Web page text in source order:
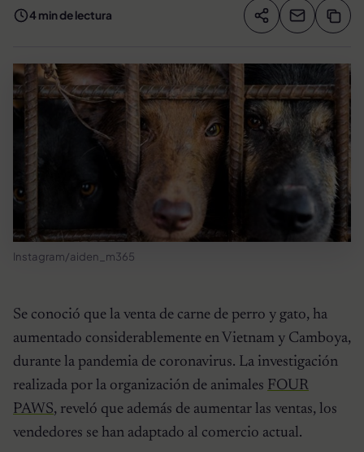
4 min de lectura Compartir
Instagram/aiden_m365
Se conoció que la venta de carne de perro y gato, ha
aumentado considerablemente en Vietnam y Camboya,
durante la pandemia de coronavirus. La investigación
realizada por la organización de animales FOUR
PAWS, reveló que además de aumentar las ventas, los
vendedores se han adaptado al comercio actual.